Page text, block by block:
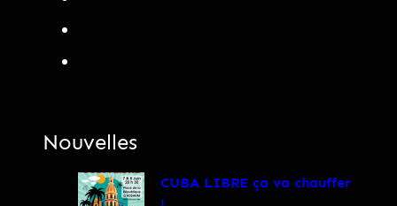
Nouvelles
CUBA LIBRE ça va chauffer